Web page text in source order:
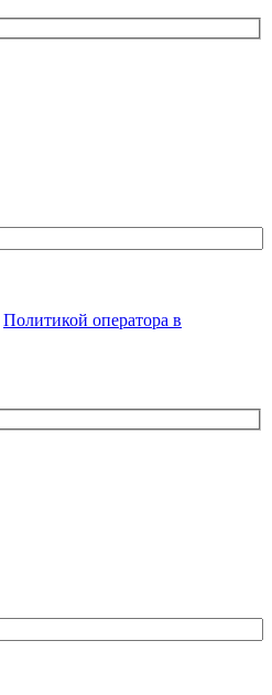
Политикой оператора в